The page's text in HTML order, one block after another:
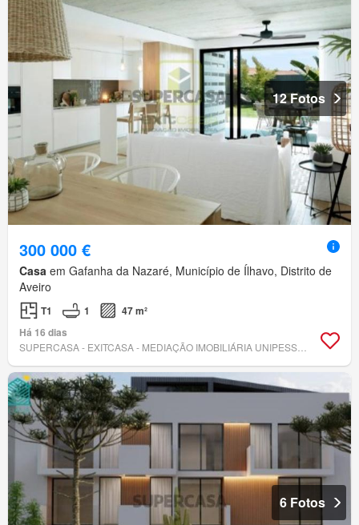
12 Fotos
300 000 €
Casa em Gafanha da Nazaré, Município de Ílhavo, Distrito de
Aveiro
T1 1
47 m²
Há 16 dias
6 Fotos